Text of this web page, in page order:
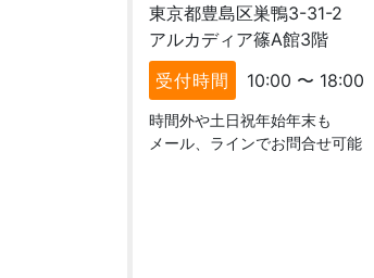
東京都豊島区巣鴨3-31-2
アルカディア篠A館3階
受付時間
10:00 〜 18:00
時間外や土日祝年始年末も
メール、ラインでお問合せ可能